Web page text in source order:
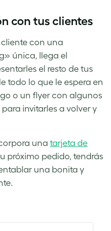
con tus clientes
con una
única, llega el
el resto de tus
todo lo que le espera en
o un flyer con algunos
invitarles a volver y
una tarjeta de
próximo pedido, tendrás
una bonita y